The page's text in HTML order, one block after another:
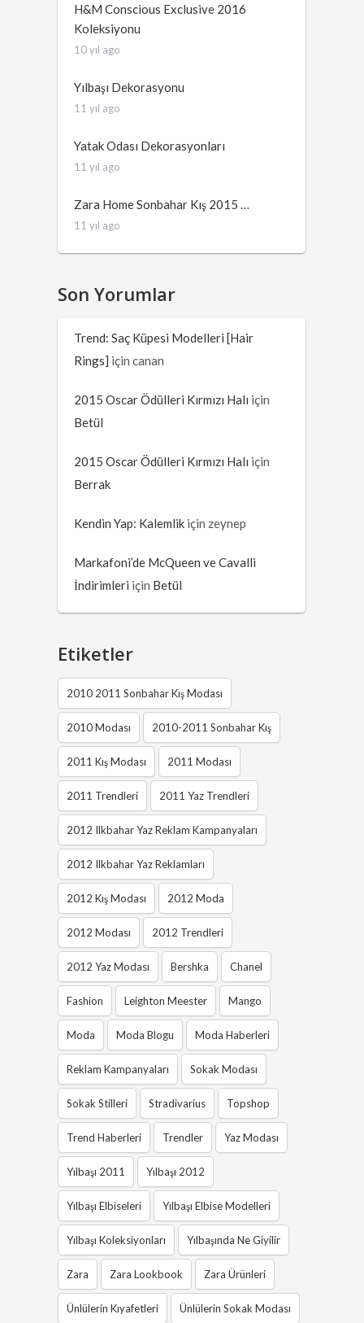
H&M Conscious Exclusive 2016
Koleksiyonu
10 yıl ago
Yılbaşı Dekorasyonu
11 yıl ago
Yatak Odası Dekorasyonları
11 yıl ago
Zara Home Sonbahar Kış 2015 …
11 yıl ago
Son Yorumlar
Trend: Saç Küpesi Modelleri [Hair
Rings] içincanan
2015 Oscar Ödülleri Kırmızı Halı için
Betül
2015 Oscar Ödülleri Kırmızı Halı için
Berrak
Kendin Yap: Kalemlik için zeynep
Markafoni’de McQueen ve Cavalli
İndirimleri için Betül
Etiketler
2010 2011 Sonbahar Kış Modası
2010 Modası 2010-2011 Sonbahar Kış
2011 Kış Modası 2011 Modası
2011 Trendleri 2011 Yaz Trendleri
2012 Ilkbahar Yaz Reklam Kampanyaları
2012 Ilkbahar Yaz Reklamları
2012 Kış Modası 2012 Moda
2012 Modası 2012 Trendleri
2012 Yaz Modası Bershka Chanel
Fashion Leighton Meester Mango
Moda Moda Blogu Moda Haberleri
Reklam Kampanyaları Sokak Modası
Sokak Stilleri Stradivarius Topshop
Trend Haberleri Trendler Yaz Modası
Yılbaşı 2011 Yılbaşı 2012
Yılbaşı Elbiseleri Yılbaşı Elbise Modelleri
Yılbaşı Koleksiyonları Yılbaşında Ne Giyilir
Zara Zara Lookbook Zara Ürünleri
Ünlülerin Kıyafetleri Ünlülerin Sokak Modası